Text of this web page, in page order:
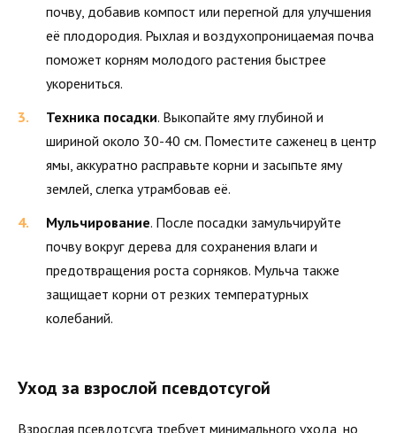
почву, добавив компост или перегной для улучшения
её плодородия. Рыхлая и воздухопроницаемая почва
поможет корням молодого растения быстрее
укорениться.
Техника посадки. Выкопайте яму глубиной и
шириной около 30-40 см. Поместите саженец в центр
ямы, аккуратно расправьте корни и засыпьте яму
землей, слегка утрамбовав её.
Мульчирование. После посадки замульчируйте
почву вокруг дерева для сохранения влаги и
предотвращения роста сорняков. Мульча также
защищает корни от резких температурных
колебаний.
Уход за взрослой псевдотсугой
Взрослая псевдотсуга требует минимального ухода, но